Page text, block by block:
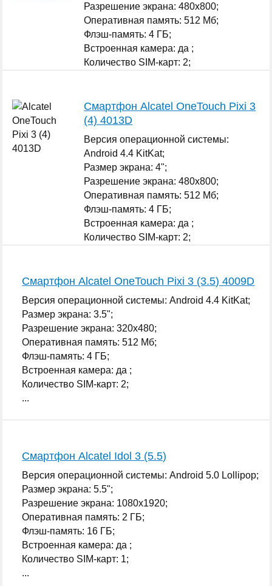
Разрешение экрана: 480x800;
Оперативная память: 512 Мб;
Флэш-память: 4 ГБ;
Встроенная камера: да ;
Количество SIM-карт: 2;
Смартфон Alcatel OneTouch Pixi 3
(4) 4013D
Версия операционной системы:
Android 4.4 KitKat;
Размер экрана: 4";
Разрешение экрана: 480x800;
Оперативная память: 512 Мб;
Флэш-память: 4 ГБ;
Встроенная камера: да ;
Количество SIM-карт: 2;
Смартфон Alcatel OneTouch Pixi 3 (3.5) 4009D
Версия операционной системы: Android 4.4 KitKat;
Размер экрана: 3.5";
Разрешение экрана: 320x480;
Оперативная память: 512 Мб;
Флэш-память: 4 ГБ;
Встроенная камера: да ;
Количество SIM-карт: 2;
...
Смартфон Alcatel Idol 3 (5.5)
Версия операционной системы: Android 5.0 Lollipop;
Размер экрана: 5.5";
Разрешение экрана: 1080x1920;
Оперативная память: 2 ГБ;
Флэш-память: 16 ГБ;
Встроенная камера: да ;
Количество SIM-карт: 1;
...